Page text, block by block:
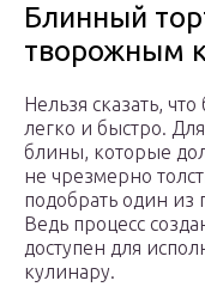
Блинный
творожным
Нельзя сказать,
легко и быстро.
блины, которые
не чрезмерно
подобрать один из
Ведь процесс
доступен для
кулинару.